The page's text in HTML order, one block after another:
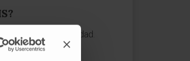
adjetivos de gravedad.
«maligno».